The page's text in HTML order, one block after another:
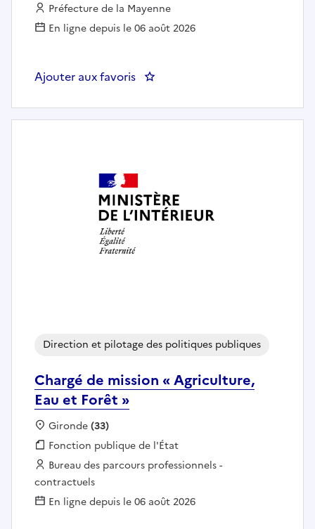
Employeur :
Préfecture de la Mayenne
En ligne depuis le 06 août 2026
Ajouter aux favoris : Adjoint(e) au chef du bureau
Chargé de mission « Agriculture,
Eau et Forêt »
Direction et pilotage des politiques publiques
Localisation :
Gironde(33)
Fonction publique :
Fonction publique de l'État
Employeur :
Bureau des parcours professionnels -
contractuels
En ligne depuis le 06 août 2026